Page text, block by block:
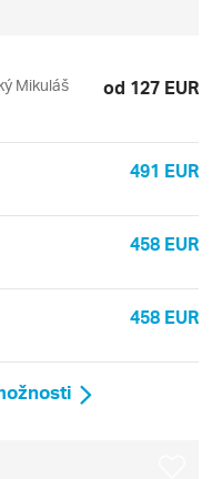
Mikuláš od 127 EUR
491 EUR
458 EUR
458 EUR